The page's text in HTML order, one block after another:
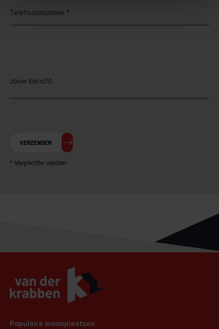
VERZENDEN
* Verplichte velden
Populaire woonplaatsen